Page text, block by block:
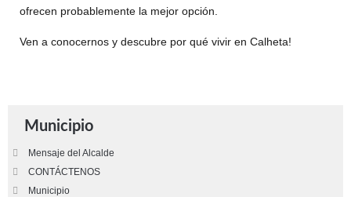
ofrecen probablemente la mejor opción.
Ven a conocernos y descubre por qué vivir en Calheta!
Municipio
Mensaje del Alcalde
CONTÁCTENOS
Municipio